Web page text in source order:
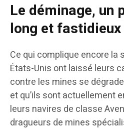
Le déminage, un
long et fastidieux
Ce qui complique encore la
États-Unis ont laissé leurs
contre les mines se
et qu’ils sont actuellement
leurs navires de classe
dragueurs de mines